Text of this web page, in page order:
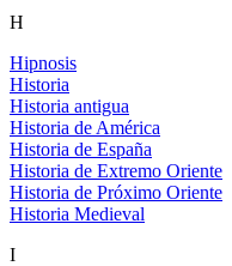
H
Hipnosis
Historia
Historia antigua
Historia de América
Historia de España
Historia de Extremo Oriente
Historia de Próximo Oriente
Historia Medieval
I